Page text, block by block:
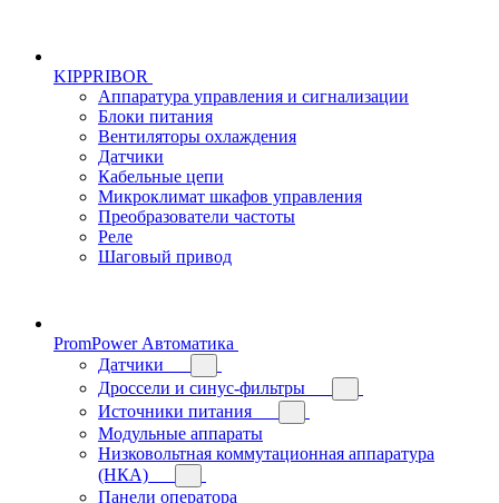
KIPPRIBOR
Аппаратура управления и сигнализации
Блоки питания
Вентиляторы охлаждения
Датчики
Кабельные цепи
Микроклимат шкафов управления
Преобразователи частоты
Реле
Шаговый привод
PromPower Автоматика
Датчики
Дроссели и синус-фильтры
Источники питания
Модульные аппараты
Низковольтная коммутационная аппаратура
(НКА)
Панели оператора